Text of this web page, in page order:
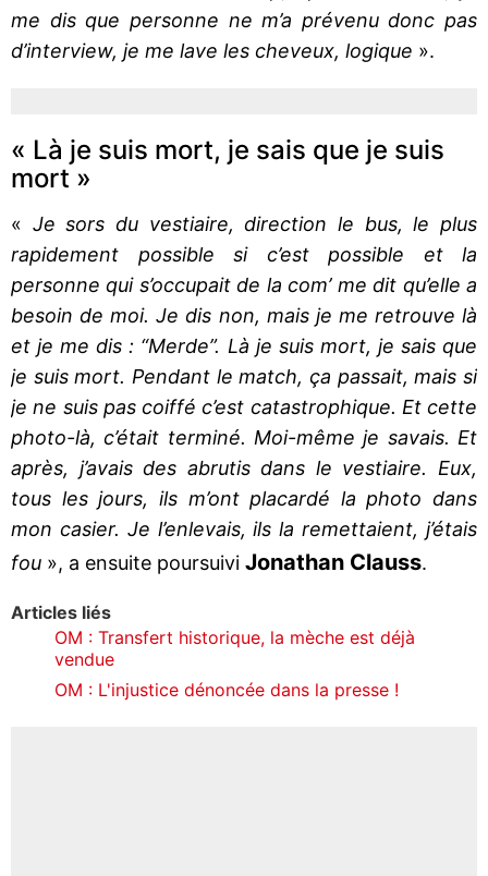
me dis que personne ne m’a prévenu donc pas
d’interview, je me lave les cheveux, logique ».
« Là je suis mort, je sais que je suis
mort »
« Je sors du vestiaire, direction le bus, le plus
rapidement possible si c’est possible et la
personne qui s’occupait de la com’ me dit qu’elle a
besoin de moi. Je dis non, mais je me retrouve là
et je me dis : “Merde”. Là je suis mort, je sais que
je suis mort. Pendant le match, ça passait, mais si
je ne suis pas coiffé c’est catastrophique. Et cette
photo-là, c’était terminé. Moi-même je savais. Et
après, j’avais des abrutis dans le vestiaire. Eux,
tous les jours, ils m’ont placardé la photo dans
mon casier. Je l’enlevais, ils la remettaient, j’étais
fou », a ensuite poursuivi Jonathan Clauss.
Articles liés
OM : Transfert historique, la mèche est déjà
vendue
OM : L'injustice dénoncée dans la presse !